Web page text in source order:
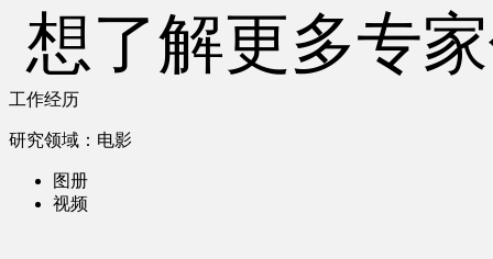
想了解更多专
工作经历
研究领域：电影
图册
视频